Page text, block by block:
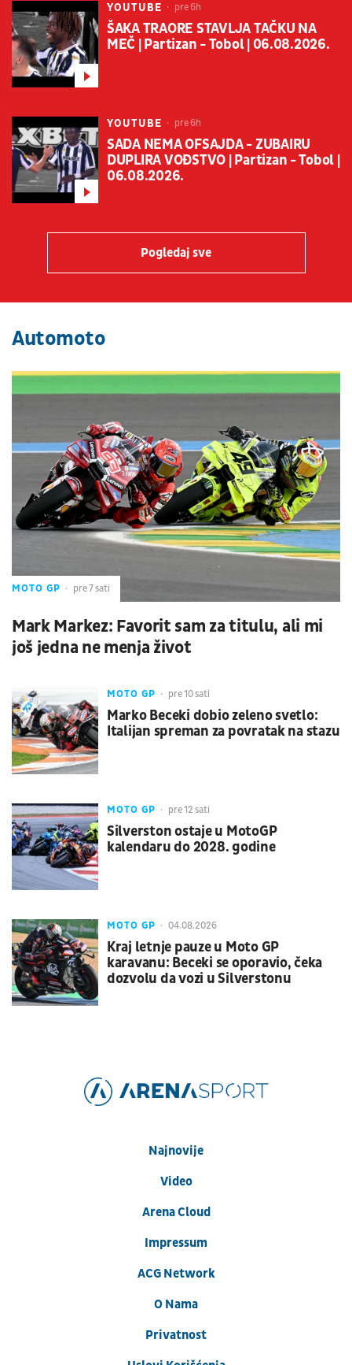
YOUTUBE pre 6h
ŠAKA TRAORE STAVLJA TAČKU NA
MEČ | Partizan - Tobol | 06.08.2026.
YOUTUBE pre 6h
SADA NEMA OFSAJDA - ZUBAIRU
DUPLIRA VOĐSTVO | Partizan - Tobol |
06.08.2026.
Pogledaj sve
Automoto
MOTO GP pre 7 sati
Mark Markez: Favorit sam za titulu, ali mi
još jedna ne menja život
MOTO GP pre 10 sati
Marko Beceki dobio zeleno svetlo:
Italijan spreman za povratak na stazu
MOTO GP pre 12 sati
Silverston ostaje u MotoGP
kalendaru do 2028. godine
MOTO GP 04.08.2026
Kraj letnje pauze u Moto GP
karavanu: Beceki se oporavio, čeka
dozvolu da vozi u Silverstonu
Najnovije
Video
Arena Cloud
Impressum
ACG Network
O Nama
Privatnost